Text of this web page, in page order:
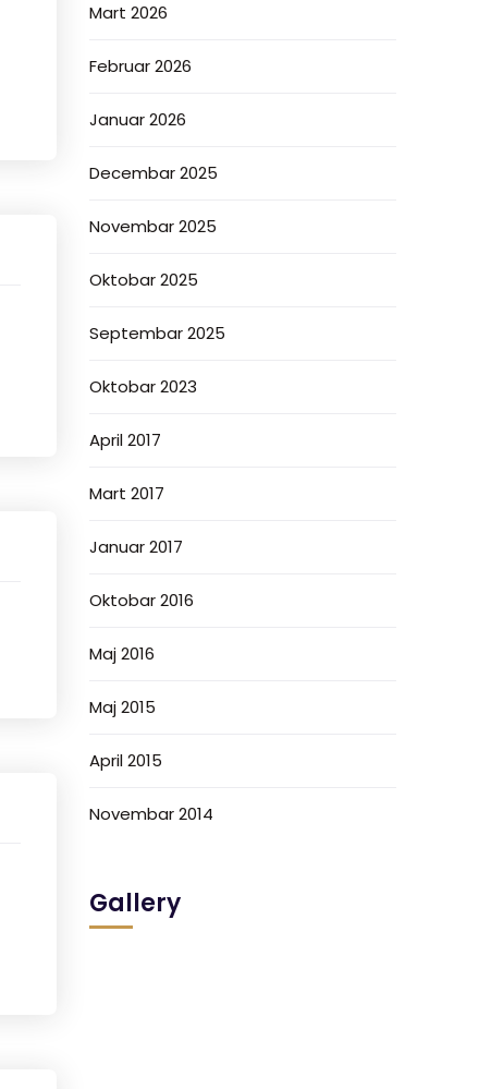
Mart 2026
Februar 2026
Januar 2026
Decembar 2025
Novembar 2025
Oktobar 2025
Septembar 2025
Oktobar 2023
April 2017
Mart 2017
Januar 2017
Oktobar 2016
Maj 2016
Maj 2015
April 2015
Novembar 2014
Gallery